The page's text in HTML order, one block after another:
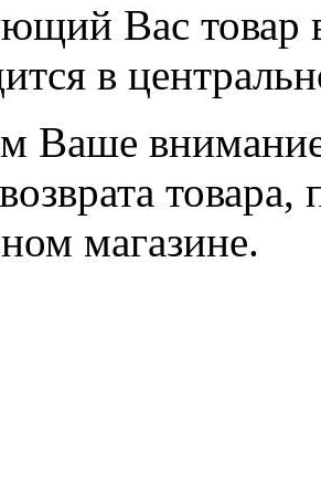
Вас товар
в
Ваше
магазине.